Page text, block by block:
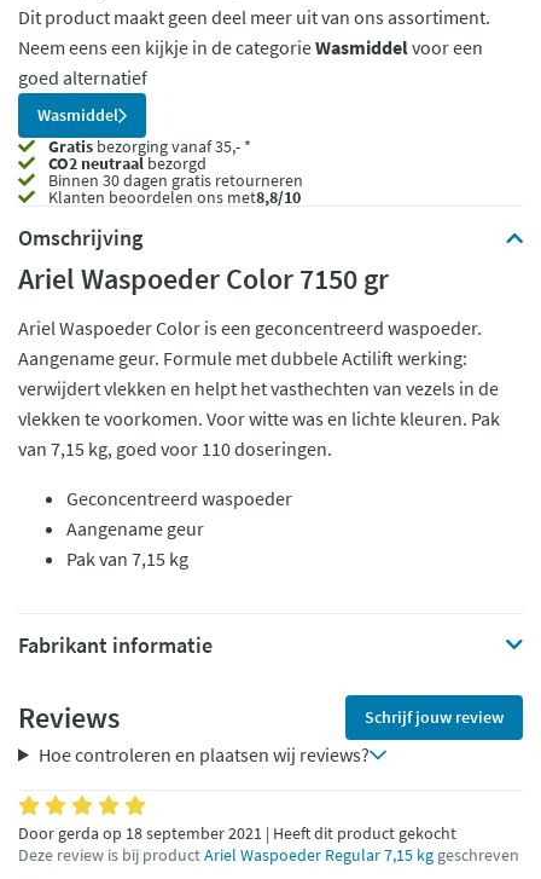
Dit product maakt geen deel meer uit van ons assortiment.
Neem eens een kijkje in de categorieWasmiddelvoor een
goed alternatief
Wasmiddel
Gratis bezorging vanaf 35,- *
CO2 neutraalbezorgd
Binnen 30 dagen gratis retourneren
Klanten beoordelen ons met8,8/10
Omschrijving
Ariel Waspoeder Color 7150 gr
Ariel Waspoeder Color is een geconcentreerd waspoeder.
Aangename geur. Formule met dubbele Actilift werking:
verwijdert vlekken en helpt het vasthechten van vezels in de
vlekken te voorkomen. Voor witte was en lichte kleuren. Pak
van 7,15 kg, goed voor 110 doseringen.
Geconcentreerd waspoeder
Aangename geur
Pak van 7,15 kg
Fabrikant informatie
Reviews Schrijf jouw review
Hoe controleren en plaatsen wij reviews?
Door gerda op 18 september 2021 | Heeft dit product gekocht
Deze review is bij productAriel Waspoeder Regular 7,15 kg geschreven